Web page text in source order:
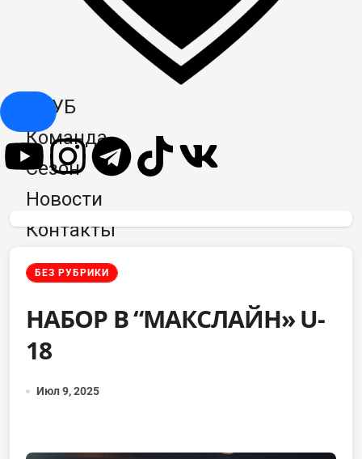
КЛУБ
Команда
Сезон
Новости
Контакты
Hamburger Toggle Menu
БЕЗ РУБРИКИ
НАБОР В “МАКСЛАЙН» U-
18
Июл 9, 2025